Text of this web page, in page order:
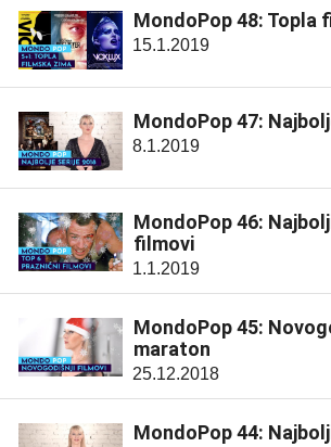
MondoPop 48: Topla
15.1.2019
MondoPop 47:
8.1.2019
MondoPop 46:
filmovi
1.1.2019
MondoPop 45:
maraton
25.12.2018
MondoPop 44: